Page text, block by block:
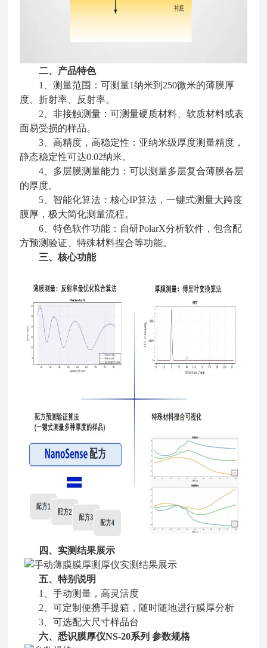
二、产品特色
1、测量范围：可测量1纳米到250微米的薄膜厚
度、折射率、反射率。
2、非接触测量：可测量硬质材料、软质材料或表
面易受损的样品。
3、高精度，高稳定性：亚纳米级厚度测量精度，
静态稳定性可达0.02纳米。
4、多层膜测量能力：可以测量多层复合薄膜各层
的厚度。
5、智能化算法：核心IP算法，一键式测量大跨度
膜厚，极大简化测量流程。
6、特色软件功能：自研PolarX分析软件，包含配
方预测验证、特殊材料捏合等功能。
三、核心功能
四、实测结果展示
五、特别说明
1、手动测量，高灵活度
2、可定制便携手提箱，随时随地进行膜厚分析
3、可选配大尺寸样品台
六、悉识膜厚仪NS-20系列 参数规格